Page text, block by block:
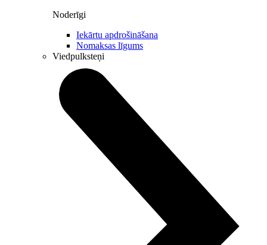
Noderīgi
Iekārtu apdrošināšana
Nomaksas līgums
Viedpulksteņi